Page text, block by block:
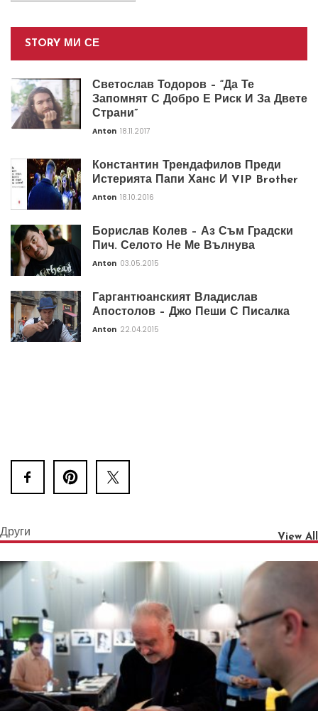
STORY МИ СЕ
Светослав Тодоров – “Да Те
Запомнят С Добро Е Риск И За Двете
Страни”
Anton 18.11.2017
Константин Трендафилов Преди
Истерията Папи Ханс И VIP Brother
Anton 18.10.2016
Борислав Колев – Аз Съм Градски
Пич. Селото Не Ме Вълнува
Anton 03.05.2015
Гаргантюанският Владислав
Апостолов – Джо Пеши С Писалка
Anton 22.04.2015
Други View All